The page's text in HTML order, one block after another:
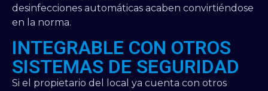
desinfecciones automáticas acaben convirtiéndose
en la norma.
INTEGRABLE CON OTROS
SISTEMAS DE SEGURIDAD
Si el propietario del local ya cuenta con otros